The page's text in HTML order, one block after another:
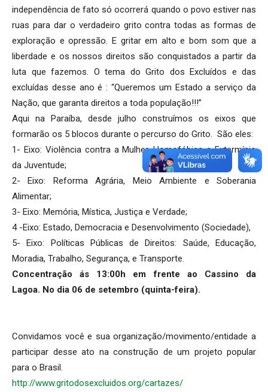
independência de fato só ocorrerá quando o povo estiver nas
ruas para dar o verdadeiro grito contra todas as formas de
exploração e opressão. E gritar em alto e bom som que a
liberdade e os nossos direitos são conquistados a partir da
luta que fazemos. O tema do Grito dos Excluídos e das
excluídas desse ano é : “Queremos um Estado a serviço da
Nação, que garanta direitos a toda população!!!”
Aqui na Paraíba, desde julho construímos os eixos que
formarão os 5 blocos durante o percurso do Grito. São eles:
1- Eixo: Violência contra a Mulher, Homofóbica e Extermínio
da Juventude;
2- Eixo: Reforma Agrária, Meio Ambiente e Soberania
Alimentar;
3- Eixo: Memória, Mística, Justiça e Verdade;
4 -Eixo: Estado, Democracia e Desenvolvimento (Sociedade),
5- Eixo: Políticas Públicas de Direitos: Saúde, Educação,
Moradia, Trabalho, Segurança, e Transporte.
Concentração ás 13:00h em frente ao Cassino da
Lagoa. No dia 06 de setembro (quinta-feira).
Convidamos você e sua organização/movimento/entidade a
participar desse ato na construção de um projeto popular
para o Brasil.
http://www.gritodosexcluidos.org/cartazes/